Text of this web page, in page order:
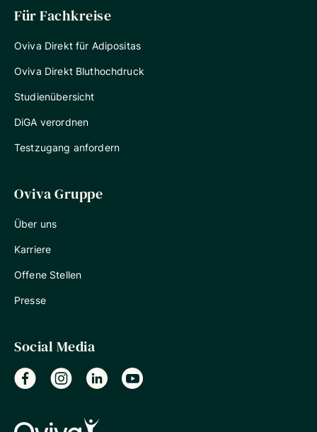
Für Fachkreise
Oviva Direkt für Adipositas
Oviva Direkt Bluthochdruck
Studienübersicht
DiGA verordnen
Testzugang anfordern
Oviva Gruppe
Über uns
Karriere
Offene Stellen
Presse
Social Media